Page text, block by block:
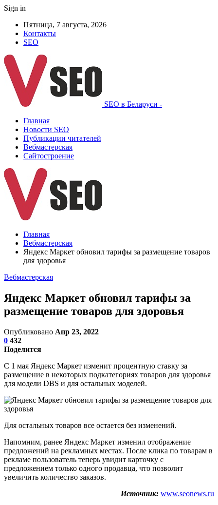
Sign in
Пятница, 7 августа, 2026
Контакты
SEO
SEO в Беларуси -
Главная
Новости SEO
Публикации читателей
Вебмастерская
Сайтостроение
Главная
Вебмастерская
Яндекс Маркет обновил тарифы за размещение товаров
для здоровья
Вебмастерская
Яндекс Маркет обновил тарифы за
размещение товаров для здоровья
Опубликовано Апр 23, 2022
0 432
Поделится
С 1 мая Яндекс Маркет изменит процентную ставку за
размещение в некоторых подкатегориях товаров для здоровья
для модели DBS и для остальных моделей.
Для остальных товаров все остается без изменений.
Напомним, ранее Яндекс Маркет изменил отображение
предложений на рекламных местах. После клика по товарам в
рекламе пользователь теперь увидит карточку с
предложением только одного продавца, что позволит
увеличить количество заказов.
Источник: www.seonews.ru